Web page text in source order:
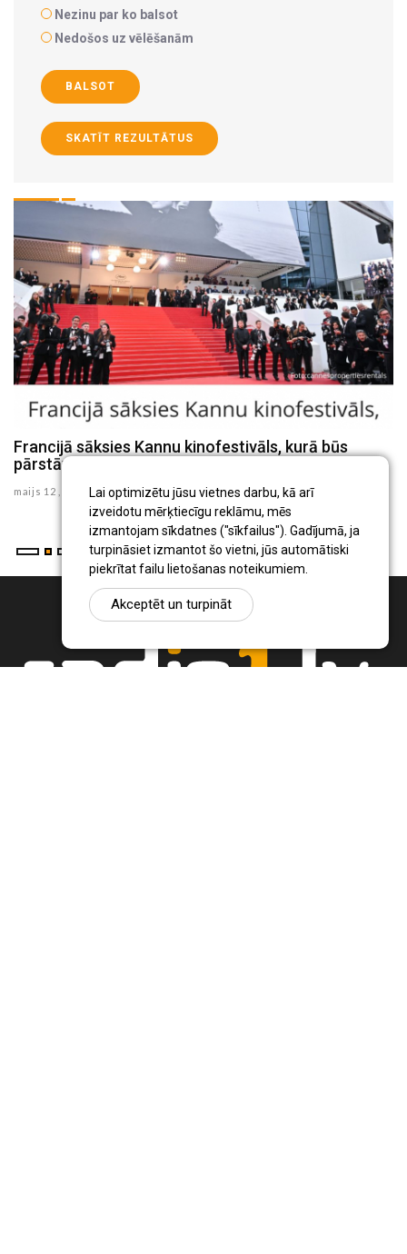
Lai optimizētu jūsu vietnes darbu, kā arī
izveidotu mērķtiecīgu reklāmu, mēs
izmantojam sīkdatnes ("sīkfailus"). Gadījumā, ja
turpināsiet izmantot šo vietni, jūs automātiski
piekrītat failu lietošanas noteikumiem.
Akceptēt un turpināt
Nezinu par ko balsot
Nedošos uz vēlēšanām
BALSOT
SKATĪT REZULTĀTUS
Francijā sāksies Kannu kinofestivāls, kurā būs
pārstāvēta arī Latvija
maijs 12 , 2026